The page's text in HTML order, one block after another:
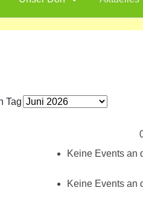
Keine Events an
Keine Events an